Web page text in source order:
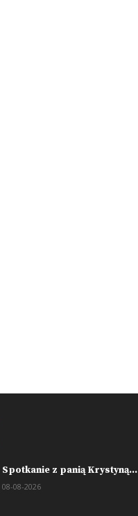
Spotkanie z panią Krystyną...
08-08-2026